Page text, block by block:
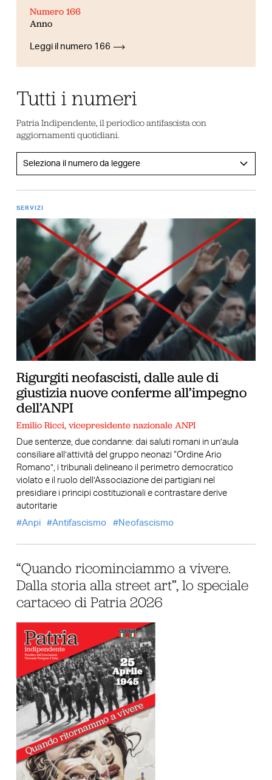
Numero 166
Anno
Leggi il numero 166
Tutti i numeri
Patria Indipendente, il periodico antifascista con
aggiornamenti quotidiani.
SERVIZI
Rigurgiti neofascisti, dalle aule di
giustizia nuove conferme all’impegno
dell’ANPI
Emilio Ricci, vicepresidente nazionale ANPI
Due sentenze, due condanne: dai saluti romani in un’aula
consiliare all’attività del gruppo neonazi “Ordine Ario
Romano”, i tribunali delineano il perimetro democratico
violato e il ruolo dell’Associazione dei partigiani nel
presidiare i principi costituzionali e contrastare derive
autoritarie
Anpi
Antifascismo Neofascismo
“Quando ricominciammo a vivere.
Dalla storia alla street art”, lo speciale
cartaceo di Patria 2026